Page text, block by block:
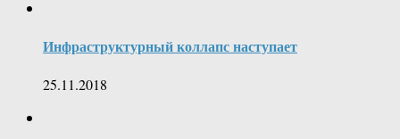
Инфраструктурный коллапс наступает
25.11.2018